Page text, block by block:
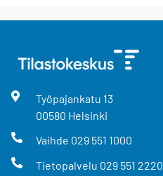
Työpajankatu 13
00580 Helsinki
Vaihde 029 551 1000
Tietopalvelu 029 551 2220